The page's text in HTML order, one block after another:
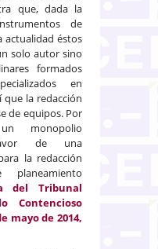
que, dada la
de
actualidad éstos
solo autor sino
formados
en
la redacción
de equipos. Por
monopolio
de una
la redacción
del Tribunal
Contencioso
mayo de 2014,